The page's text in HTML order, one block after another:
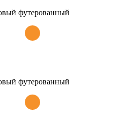
футерованный
футерованный